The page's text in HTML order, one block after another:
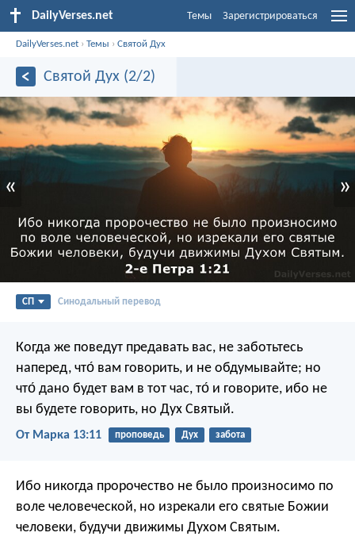
DailyVerses.net Темы Зарегистрироваться
DailyVerses.net ›Темы ›Святой Дух
Святой Дух (2/2)
« »
СП Синодальный перевод
Когда же поведут предавать вас, не заботьтесь
наперед, что́ вам говорить, и не обдумывайте; но
что́ дано будет вам в тот час, то́ и говорите, ибо не
вы будете говорить, но Дух Святый.
От Марка 13:11 проповедь Дух забота
Ибо никогда пророчество не было произносимо по
воле человеческой, но изрекали его святые Божии
человеки, будучи движимы Духом Святым.